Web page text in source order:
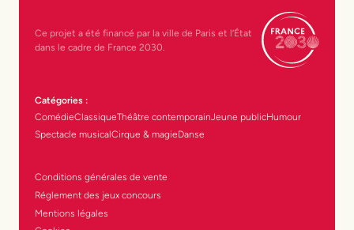
Ce projet a été financé par la ville de Paris et l’État
dans le cadre de France 2030.
Catégories :
ComédieClassiqueThéâtre contemporainJeune publicHumour
Spectacle musicalCirque & magieDanse
Conditions générales de vente
Réglement des jeux concours
Mentions légales